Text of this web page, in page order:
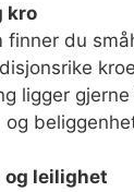
kro
finner du
ligger
og
og leilighet